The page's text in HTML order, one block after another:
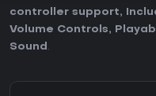
controller support,
Volume Controls,
Sound .